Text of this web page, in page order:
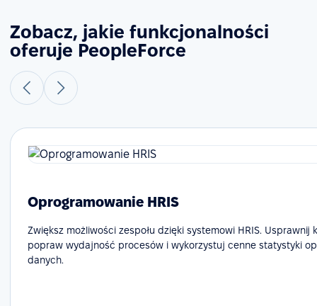
Zobacz, jakie funkcjonalności
oferuje PeopleForce
Oprogramowanie HRIS
Zwiększ możliwości zespołu dzięki systemowi HRIS. Usprawnij
popraw wydajność procesów i wykorzystuj cenne statystyki
danych.